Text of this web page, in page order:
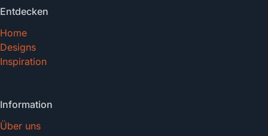
Entdecken
Home
Designs
Inspiration
Information
Über uns